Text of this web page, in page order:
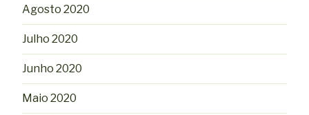
Agosto 2020
Julho 2020
Junho 2020
Maio 2020